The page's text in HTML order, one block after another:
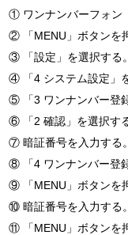
ワンナンバーフォン
「MENU」ボタンを
「設定」を選択する。
「4 システム設定」
「3 ワンナンバー登
「2 確認」を選択す
暗証番号を入力する。
「4 ワンナンバー登
「MENU」ボタンを
暗証番号を入力する。
「MENU」ボタンを